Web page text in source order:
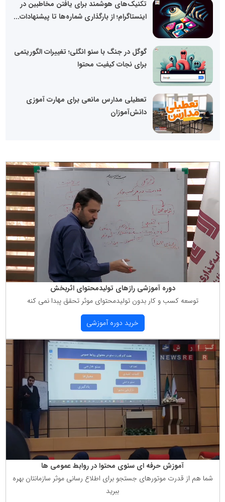
تکنیک‌های هوشمند برای یافتن مخاطبین در
اینستاگرام؛ از بارگذاری شماره‌ها تا پیشنهادات...
گوگل در جنگ با سئو انگلی؛ تغییرات الگوریتمی
برای نجات کیفیت محتوا
تعطیلی مدارس مانعی برای مهارت آموزی
دانش‌آموزان
دوره آموزشی رازهای تولیدمحتوای اثربخش
توسعه كسب و كار بدون تولیدمحتوای موثر تحقق پبدا نمی كنه
خرید دوره آموزشی
آموزش حرفه ای سئوی محتوا در روابط عمومی ها
شما هم از قدرت موتورهای جستجو برای اطلاع رسانی موثر سازمانتان بهره
ببرید